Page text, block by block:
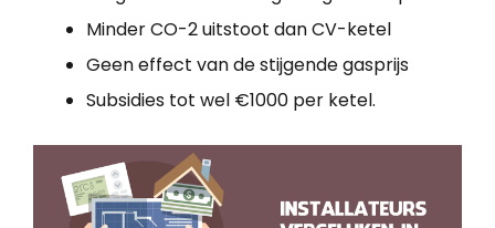
Minder CO-2 uitstoot dan CV-ketel
Geen effect van de stijgende gasprijs
Subsidies tot wel €1000 per ketel.